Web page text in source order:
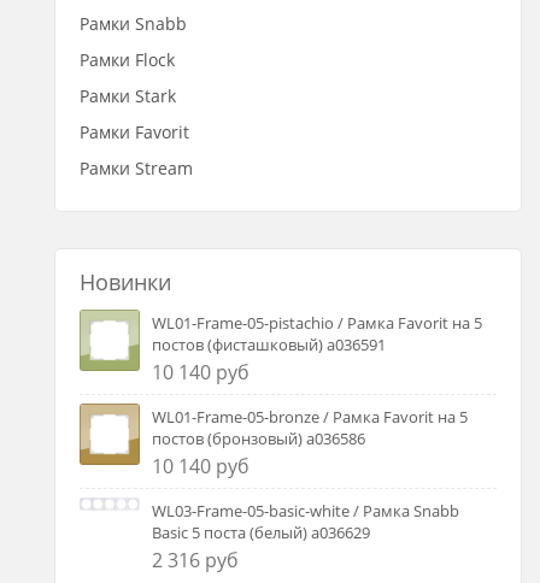
Рамки Snabb
Рамки Flock
Рамки Stark
Рамки Favorit
Рамки Stream
Новинки
WL01-Frame-05-pistachio / Рамка Favorit на 5
постов (фисташковый) a036591
10 140 руб
WL01-Frame-05-bronze / Рамка Favorit на 5
постов (бронзовый) a036586
10 140 руб
WL03-Frame-05-basic-white / Рамка Snabb
Basic 5 поста (белый) a036629
2 316 руб